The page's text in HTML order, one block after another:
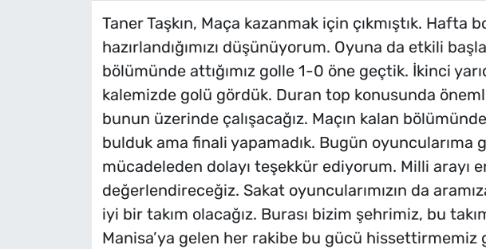
Taner Taşkın, Maça kazanmak için çıkmıştık. Hafta
hazırlandığımızı düşünüyorum. Oyuna da etkili
bölümünde attığımız golle 1-0 öne geçtik. İkinci
kalemizde golü gördük. Duran top konusunda
bunun üzerinde çalışacağız. Maçın kalan
bulduk ama finali yapamadık. Bugün oyuncularıma
mücadeleden dolayı teşekkür ediyorum. Milli arayı
değerlendireceğiz. Sakat oyuncularımızın da
iyi bir takım olacağız. Burası bizim şehrimiz, bu
Manisa’ya gelen her rakibe bu gücü hissettirmemiz